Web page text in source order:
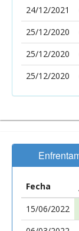
24/12/2021
25/12/2020
25/12/2020
25/12/2020
Fecha
15/06/2022